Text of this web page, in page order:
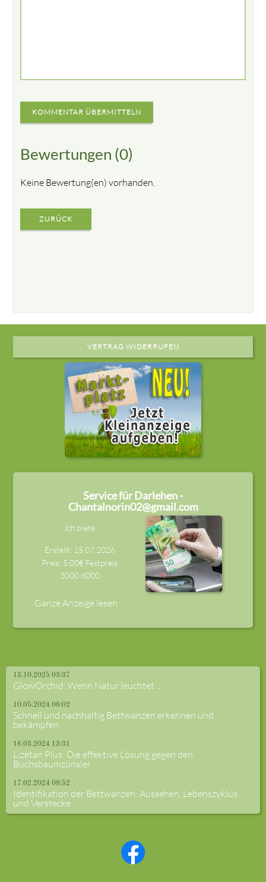
KOMMENTAR ÜBERMITTELN
Bewertungen (0)
Keine Bewertung(en) vorhanden.
ZURÜCK
VERTRAG WIDERRUFEN
Service für Darlehen -
Chantalnorin02@gmail.com
Ich biete
Erstellt: 15.07.2026
Preis: 5,00€ Festpreis
3000 8000
Ganze Anzeige lesen ...
13.10.2025 03:37
GlowOrchid: Wenn Natur leuchtet ...
10.05.2024 08:02
Schnell und nachhaltig Bettwanzen erkennen und
bekämpfen
16.03.2024 13:31
Lizetan Plus: Die effektive Lösung gegen den
Buchsbaumzünsler
17.02.2024 08:52
Identifikation der Bettwanzen: Aussehen, Lebenszyklus
und Verstecke